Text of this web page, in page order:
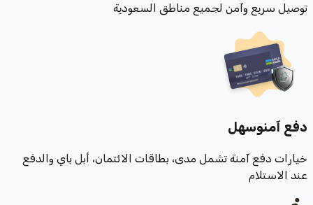
توصيل سريع وآمن لجميع مناطق السعودية
دفع آمنوسهل
خيارات دفع آمنة تشمل مدى، بطاقات الائتمان، أبل باي والدفع
عند الاستلام